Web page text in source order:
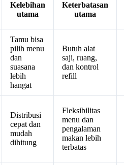
Kelebihan
utama
Keterbatasan
utama
Tamu bisa
pilih menu
dan
suasana
lebih
hangat
Butuh alat
saji, ruang,
dan kontrol
refill
Distribusi
cepat dan
mudah
dihitung
Fleksibilitas
menu dan
pengalaman
makan lebih
terbatas